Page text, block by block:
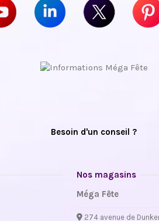
Besoin d'un conseil ?
Nos magasins
Méga Fête
274 avenue de